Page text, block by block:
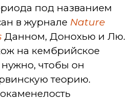
под названием
в журнале Nature
Данном, Донохью и Лю.
на кембрийское
чтобы он
теорию.